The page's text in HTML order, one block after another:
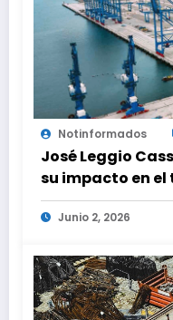
Notinformados
José Leggio
su impacto en
global
Junio 2, 2026